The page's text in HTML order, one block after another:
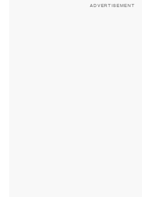
ADVERTISEMENT